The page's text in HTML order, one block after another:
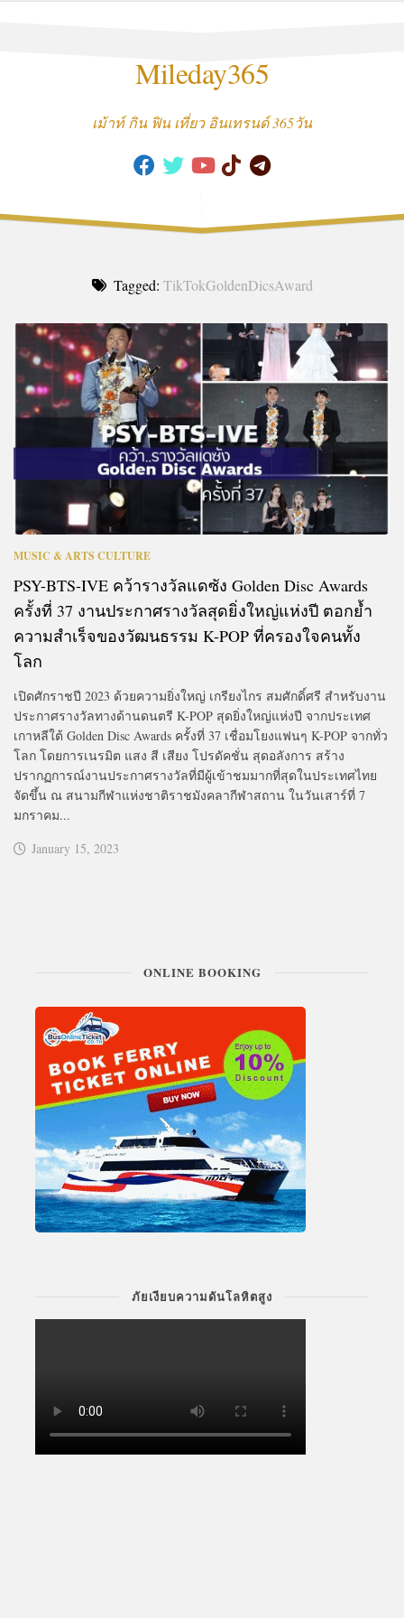
Mileday365
เม้าท์ กิน ฟิน เที่ยว อินเทรนด์ 365วัน
Tagged: TikTokGoldenDicsAward
MUSIC & ARTS CULTURE
PSY-BTS-IVE คว้ารางวัลแดซัง Golden Disc Awards
ครั้งที่ 37 งานประกาศรางวัลสุดยิ่งใหญ่แห่งปี ตอกย้ำ
ความสำเร็จของวัฒนธรรม K-POP ที่ครองใจคนทั้ง
โลก
เปิดศักราชปี 2023 ด้วยความยิ่งใหญ่ เกรียงไกร สมศักดิ์ศรี สำหรับงาน
ประกาศรางวัลทางด้านดนตรี K-POP สุดยิ่งใหญ่แห่งปี จากประเทศ
เกาหลีใต้ Golden Disc Awards ครั้งที่ 37 เชื่อมโยงแฟนๆ K-POP จากทั่ว
โลก โดยการเนรมิต แสง สี เสียง โปรดัคชั่น สุดอลังการ สร้าง
ปรากฏการณ์งานประกาศรางวัลที่มีผู้เข้าชมมากที่สุดในประเทศไทย
จัดขึ้น ณ สนามกีฬาแห่งชาติราชมังคลากีฬาสถาน ในวันเสาร์ที่ 7
มกราคม...
January 15, 2023
ONLINE BOOKING
ภัยเงียบความดันโลหิตสูง